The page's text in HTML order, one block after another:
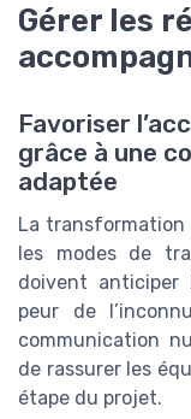
Gérer les
Favoriser
grâce à une
adaptée
La transformation
les modes de
doivent anticiper
peur de
communication
de rassurer les
étape du projet.